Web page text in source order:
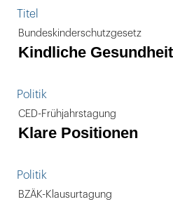
Titel
Bundeskinderschutzgesetz
Kindliche
Politik
CED-Frühjahrstagung
Klare Positionen
Politik
BZÄK-Klausurtagung